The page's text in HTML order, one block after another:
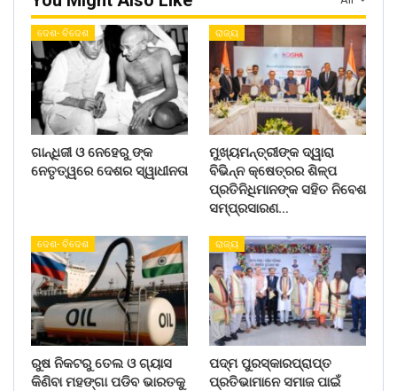
ଦେଶ- ବିଦେଶ
ଗାନ୍ଧିଜୀ ଓ ନେହେରୁ ଙ୍କ
ନେତୃତ୍ୱରେ ଦେଶର ସ୍ୱାଧୀନତା
ରାଜ୍ୟ
ମୁଖ୍ୟମନ୍ତ୍ରୀଙ୍କ ଦ୍ୱାରା
ବିଭିନ୍ନ କ୍ଷେତ୍ରର ଶିଳ୍ପ
ପ୍ରତିନିଧିମାନଙ୍କ ସହିତ ନିବେଶ
ସମ୍ପ୍ରସାରଣ…
ଦେଶ- ବିଦେଶ
ରୁଷ ନିକଟରୁ ତେଲ ଓ ଗ୍ୟାସ
କିଣିବା ମହଙ୍ଗା ପଡିବ ଭାରତକୁ
ରାଜ୍ୟ
ପଦ୍ମ ପୁରସ୍କାରପ୍ରାପ୍ତ
ପ୍ରତିଭାମାନେ ସମାଜ ପାଇଁ